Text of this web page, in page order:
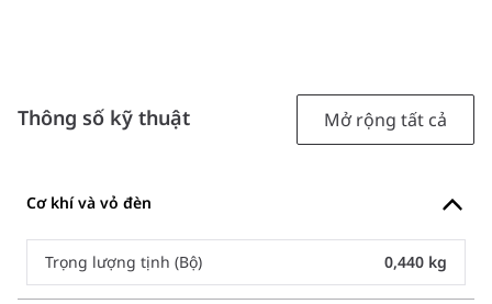
Thông số kỹ thuật Mở rộng tất cả
Cơ khí và vỏ đèn
Trọng lượng tịnh (Bộ) 0,440 kg